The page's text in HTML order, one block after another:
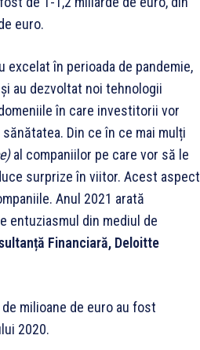
euro.
în perioada de pandemie,
au dezvoltat noi tehnologii
în care investitorii vor
Din ce în ce mai mulți
al companiilor pe care vor să le
surprize în viitor. Acest aspect
Anul 2021 arată
entuziasmul din mediul de
Financiară, Deloitte
milioane de euro au fost
2020.